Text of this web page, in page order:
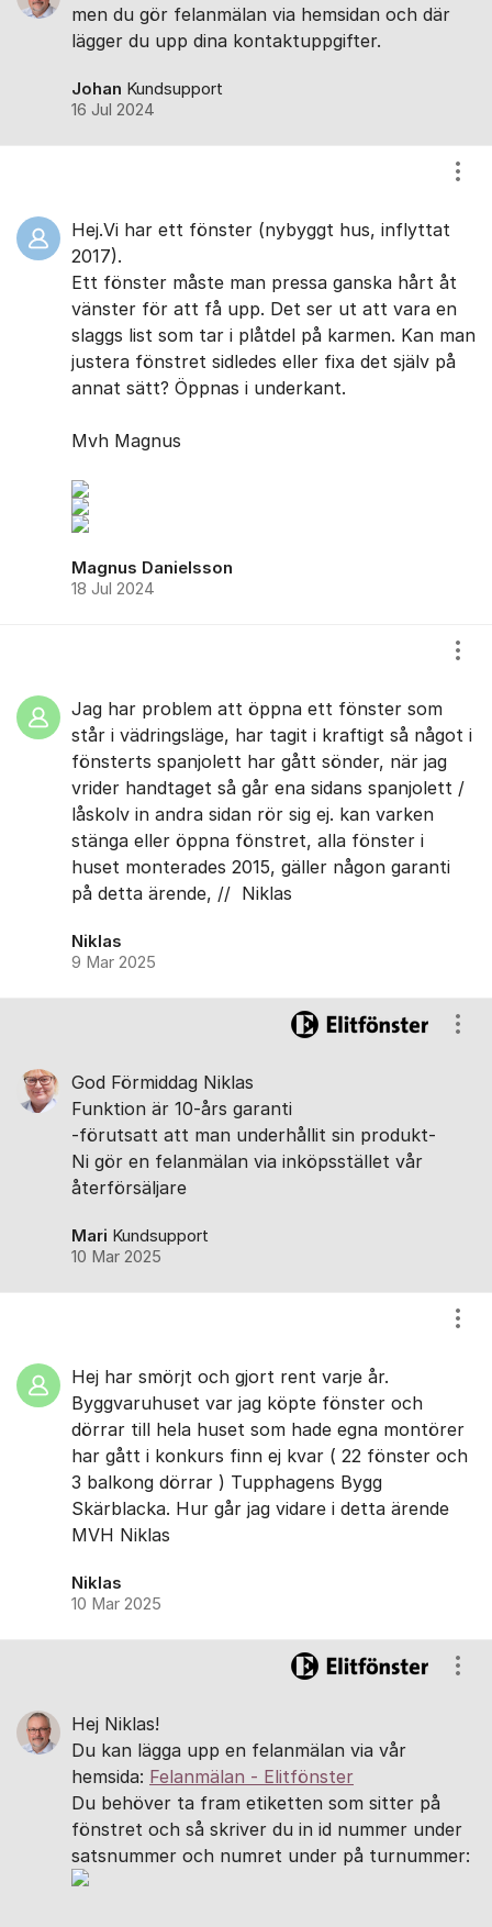
men du gör felanmälan via hemsidan och där
lägger du upp dina kontaktuppgifter.
Johan Kundsupport
16 Jul 2024
Hej.Vi har ett fönster (nybyggt hus, inflyttat
2017).
Ett fönster måste man pressa ganska hårt åt
vänster för att få upp. Det ser ut att vara en
slaggs list som tar i plåtdel på karmen. Kan man
justera fönstret sidledes eller fixa det själv på
annat sätt? Öppnas i underkant.
Mvh Magnus
Magnus Danielsson
18 Jul 2024
Jag har problem att öppna ett fönster som
står i vädringsläge, har tagit i kraftigt så något i
fönsterts spanjolett har gått sönder, när jag
vrider handtaget så går ena sidans spanjolett /
låskolv in andra sidan rör sig ej. kan varken
stänga eller öppna fönstret, alla fönster i
huset monterades 2015, gäller någon garanti
på detta ärende, // Niklas
Niklas
9 Mar 2025
God Förmiddag Niklas
Funktion är 10-års garanti
-förutsatt att man underhållit sin produkt-
Ni gör en felanmälan via inköpsstället vår
återförsäljare
Mari Kundsupport
10 Mar 2025
Hej har smörjt och gjort rent varje år.
Byggvaruhuset var jag köpte fönster och
dörrar till hela huset som hade egna montörer
har gått i konkurs finn ej kvar ( 22 fönster och
3 balkong dörrar ) Tupphagens Bygg
Skärblacka. Hur går jag vidare i detta ärende
MVH Niklas
Niklas
10 Mar 2025
Hej Niklas!
Du kan lägga upp en felanmälan via vår
hemsida: Felanmälan - Elitfönster
Du behöver ta fram etiketten som sitter på
fönstret och så skriver du in id nummer under
satsnummer och numret under på turnummer: